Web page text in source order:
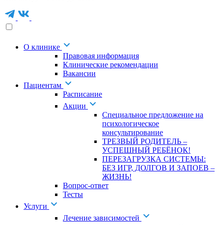
О клинике
Правовая информация
Клинические рекомендации
Вакансии
Пациентам
Расписание
Акции
Специальное предложение на
психологическое
консультирование
ТРЕЗВЫЙ РОДИТЕЛЬ –
УСПЕШНЫЙ РЕБЁНОК!
ПЕРЕЗАГРУЗКА СИСТЕМЫ:
БЕЗ ИГР, ДОЛГОВ И ЗАПОЕВ –
ЖИЗНЬ!
Вопрос-ответ
Тесты
Услуги
Лечение зависимостей